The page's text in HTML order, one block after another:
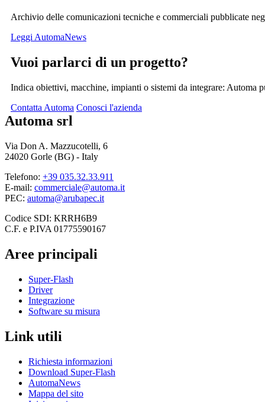
Archivio delle comunicazioni tecniche e commerciali pubblicate
Leggi AutomaNews
Vuoi parlarci di un progetto?
Indica obiettivi, macchine, impianti o sistemi da integrare: Automa
Contatta Automa Conosci l'azienda
Automa srl
Via Don A. Mazzucotelli, 6
24020 Gorle (BG) - Italy
Telefono: +39 035.32.33.911
E-mail: commerciale@automa.it
PEC: automa@arubapec.it
Codice SDI: KRRH6B9
C.F. e P.IVA 01775590167
Aree principali
Super-Flash
Driver
Integrazione
Software su misura
Link utili
Richiesta informazioni
Download Super-Flash
AutomaNews
Mappa del sito